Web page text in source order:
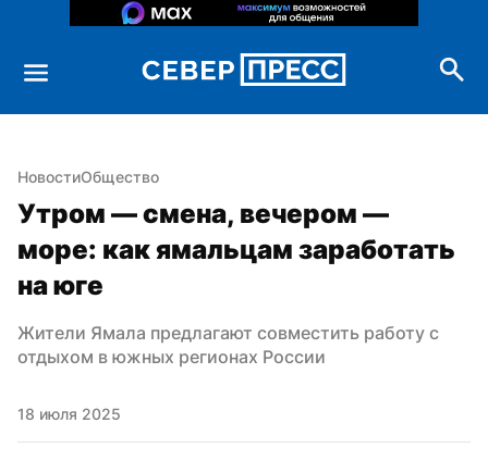
НовостиОбщество
Утром — смена, вечером —
море: как ямальцам заработать
на юге
Жители Ямала предлагают совместить работу с
отдыхом в южных регионах России
18 июля 2025